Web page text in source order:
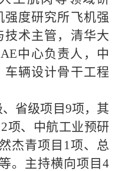
度研究所飞机强
技术主管，清华大
中心负责人，中
辆设计骨干工程
省级项目9项，其
项、中航工业预研
杰青项目1项、总
。主持横向项目4
尔滨工业大学 工程
Memory Alloy wires.
, 88, 75-81.
j.matdes.2015.08.1
IF:7.6)
Y., Guo, R., Yan, J.,
Biczo, A. (2025).
exhibiting both
and mechanical
Structures, 215,
个人”称号（因设
无人机）
生创新竞赛一等奖
闪电Ⅱ无人机）
力学竞赛全国优秀
设计大赛 优秀指
竞赛河南省赛一等